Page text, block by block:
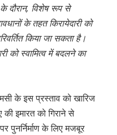
के दौरान, विशेष रूप से
के तहत किरायेदारी को
किया जा सकता है।
को स्वामित्व में बदलने का
के इस प्रस्ताव को खारिज
इमारत को गिराने से
पुनर्निर्माण के लिए मजबूर